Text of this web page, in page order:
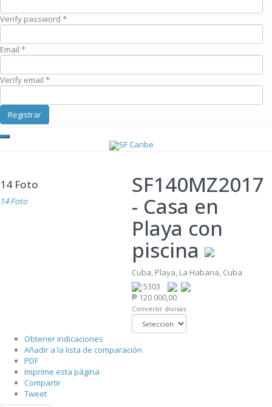
Verify password *
Email *
Verify email *
Registrar
14 Foto
14 Foto
SF140MZ2017
- Casa en
Playa con
piscina
Cuba, Playa, La Habana, Cuba
5303
₱ 120 000,00
Convertir divisas:
Obtener indicaciones
Añadir a la lista de comparación
PDF
Imprime esta página
Compartir
Tweet